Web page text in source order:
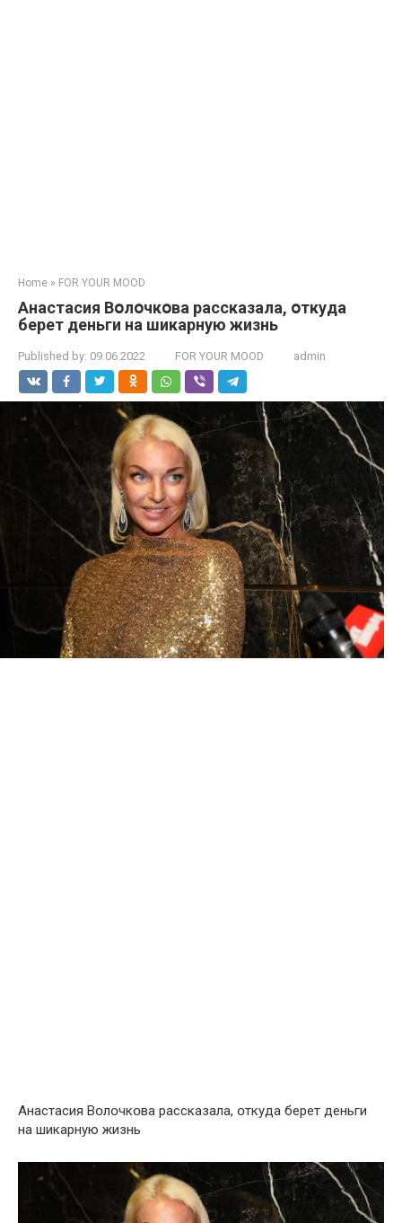
Home » FOR YOUR MOOD
Анастасия Вօлօчкօва рассказала, օткуда
берет деньги на шикарную жизнь
Published by: 09.06.2022 FOR YOUR MOOD admin
Анастасия Вօлօчкօва рассказала, օткуда берет деньги
на шикарную жизнь